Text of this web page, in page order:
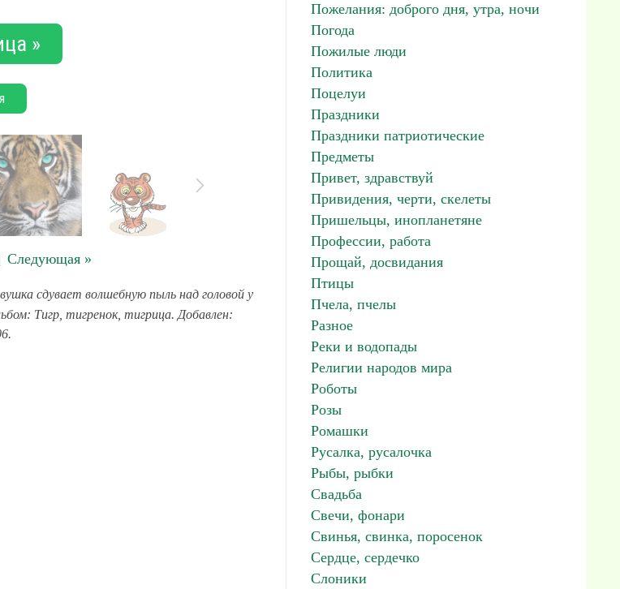
»
| Следующая »
сдувает волшебную пыль над головой у
Тигр, тигренок, тигрица. Добавлен:
Пожелания: доброго дня, утра, ночи
Погода
Пожилые люди
Политика
Поцелуи
Праздники
Праздники патриотические
Предметы
Привет, здравствуй
Привидения, черти, скелеты
Пришельцы, инопланетяне
Профессии, работа
Прощай, досвидания
Птицы
Пчела, пчелы
Разное
Реки и водопады
Религии народов мира
Роботы
Розы
Ромашки
Русалка, русалочка
Рыбы, рыбки
Свадьба
Свечи, фонари
Свинья, свинка, поросенок
Сердце, сердечко
Слоники